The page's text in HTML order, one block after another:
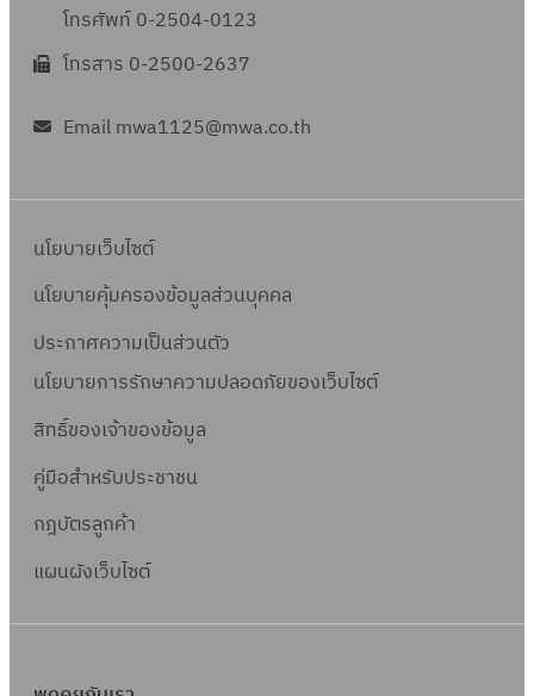
โทรศัพท์ 0-2504-0123
โทรสาร 0-2500-2637
Email mwa1125@mwa.co.th
นโยบายเว็บไซต์
นโยบายคุ้มครองข้อมูลส่วนบุคคล
ประกาศความเป็นส่วนตัว
นโยบายการรักษาความปลอดภัยของเว็บไซต์
สิทธิ์ของเจ้าของข้อมูล
คู่มือสำหรับประชาชน
กฎบัตรลูกค้า
แผนผังเว็บไซต์